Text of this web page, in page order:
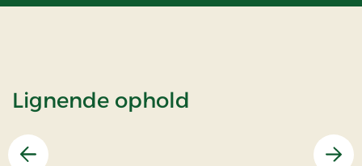
Lignende ophold
Forrige